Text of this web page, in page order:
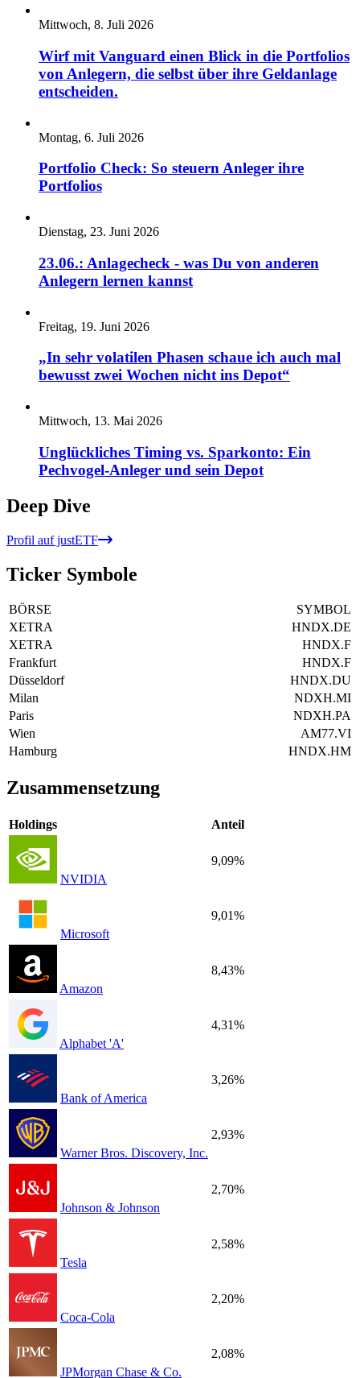
Mittwoch, 8. Juli 2026
Wirf mit Vanguard einen Blick in die Portfolios
von Anlegern, die selbst über ihre Geldanlage
entscheiden.
Montag, 6. Juli 2026
Portfolio Check: So steuern Anleger ihre
Portfolios
Dienstag, 23. Juni 2026
23.06.: Anlagecheck - was Du von anderen
Anlegern lernen kannst
Freitag, 19. Juni 2026
„In sehr volatilen Phasen schaue ich auch mal
bewusst zwei Wochen nicht ins Depot“
Mittwoch, 13. Mai 2026
Unglückliches Timing vs. Sparkonto: Ein
Pechvogel-Anleger und sein Depot
Deep Dive
Profil auf justETF
Ticker Symbole
BÖRSE
SYMBOL
XETRA
HNDX.DE
XETRA
HNDX.F
Frankfurt
HNDX.F
Düsseldorf
HNDX.DU
Milan
NDXH.MI
Paris
NDXH.PA
Wien
AM77.VI
Hamburg
HNDX.HM
Zusammensetzung
Holdings Anteil
NVIDIA
9,09%
Microsoft
9,01%
Amazon
8,43%
Alphabet 'A'
4,31%
Bank of America
3,26%
Warner Bros. Discovery, Inc.
2,93%
Johnson & Johnson
2,70%
Tesla
2,58%
Coca-Cola
2,20%
JPMorgan Chase & Co.
2,08%